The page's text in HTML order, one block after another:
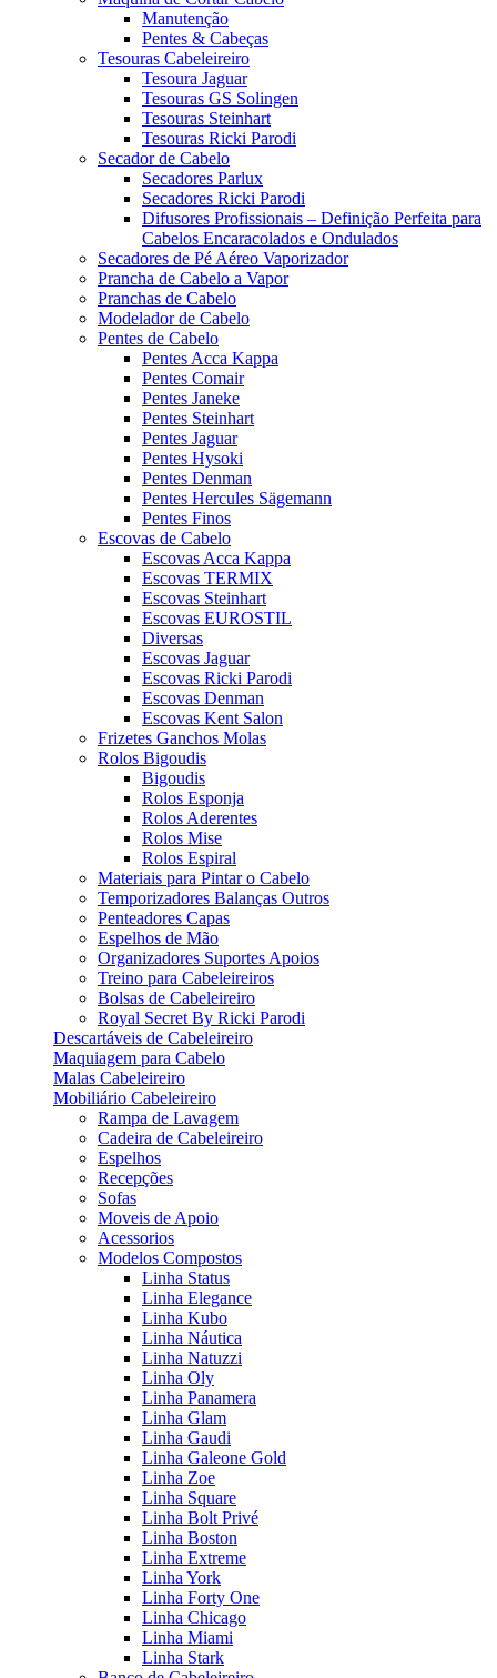
Manutenção
Pentes & Cabeças
Tesouras Cabeleireiro
Tesoura Jaguar
Tesouras GS Solingen
Tesouras Steinhart
Tesouras Ricki Parodi
Secador de Cabelo
Secadores Parlux
Secadores Ricki Parodi
Difusores Profissionais – Definição Perfeita para
Cabelos Encaracolados e Ondulados
Secadores de Pé Aéreo Vaporizador
Prancha de Cabelo a Vapor
Pranchas de Cabelo
Modelador de Cabelo
Pentes de Cabelo
Pentes Acca Kappa
Pentes Comair
Pentes Janeke
Pentes Steinhart
Pentes Jaguar
Pentes Hysoki
Pentes Denman
Pentes Hercules Sägemann
Pentes Finos
Escovas de Cabelo
Escovas Acca Kappa
Escovas TERMIX
Escovas Steinhart
Escovas EUROSTIL
Diversas
Escovas Jaguar
Escovas Ricki Parodi
Escovas Denman
Escovas Kent Salon
Frizetes Ganchos Molas
Rolos Bigoudis
Bigoudis
Rolos Esponja
Rolos Aderentes
Rolos Mise
Rolos Espiral
Materiais para Pintar o Cabelo
Temporizadores Balanças Outros
Penteadores Capas
Espelhos de Mão
Organizadores Suportes Apoios
Treino para Cabeleireiros
Bolsas de Cabeleireiro
Royal Secret By Ricki Parodi
Descartáveis de Cabeleireiro
Maquiagem para Cabelo
Malas Cabeleireiro
Mobiliário Cabeleireiro
Rampa de Lavagem
Cadeira de Cabeleireiro
Espelhos
Recepções
Sofas
Moveis de Apoio
Acessorios
Modelos Compostos
Linha Status
Linha Elegance
Linha Kubo
Linha Náutica
Linha Natuzzi
Linha Oly
Linha Panamera
Linha Glam
Linha Gaudi
Linha Galeone Gold
Linha Zoe
Linha Square
Linha Bolt Privé
Linha Boston
Linha Extreme
Linha York
Linha Forty One
Linha Chicago
Linha Miami
Linha Stark